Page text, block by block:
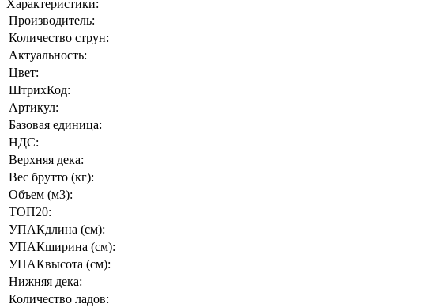
Характеристики:
Производитель:
Количество струн:
Актуальность:
Цвет:
ШтрихКод:
Артикул:
Базовая единица:
НДС:
Верхняя дека:
Вес брутто (кг):
Объем (м3):
ТОП20:
УПАКдлина (см):
УПАКширина (см):
УПАКвысота (см):
Нижняя дека:
Количество ладов: